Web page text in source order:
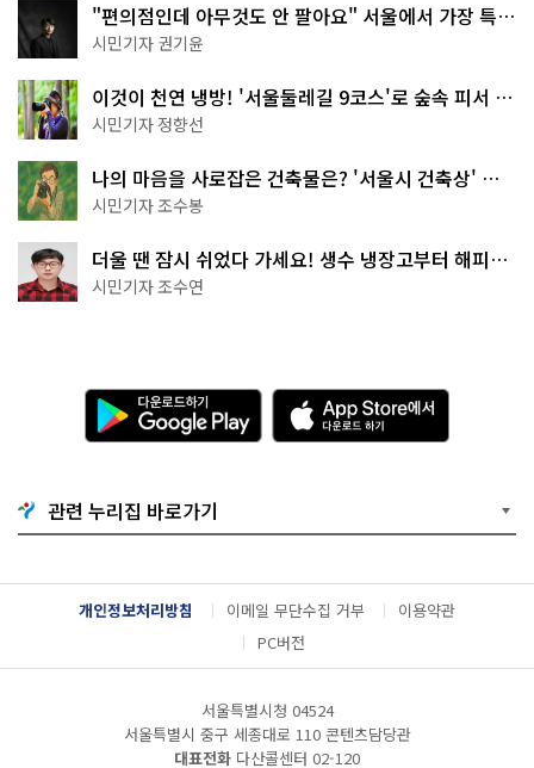
"편의점인데 아무것도 안 팔아요" 서울에서 가장 특별
한 편의점의 정체
시민기자 권기윤
이것이 천연 냉방! '서울둘레길 9코스'로 숲속 피서 떠
나볼까
시민기자 정향선
나의 마음을 사로잡은 건축물은? '서울시 건축상' 수
상작 공개!
시민기자 조수봉
더울 땐 잠시 쉬었다 가세요! 생수 냉장고부터 해피소
·무더위쉼터까지
시민기자 조수연
다
운
로
기
G
o
g
l
e
l
A
p
p
e
서
다
운
드
관련 누리집 바로가기
개인정보처리방침 이메일 무단수집 거부
이용약관
PC버전
서울특별시청 04524
서울특별시 중구 세종대로 110 콘텐츠담당관
대표전화 다산콜센터 02-120